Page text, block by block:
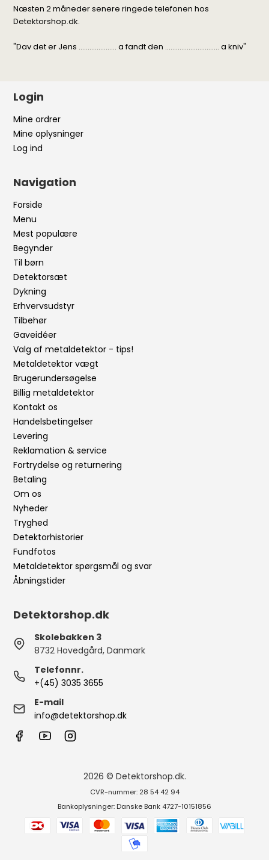
Næsten 2 måneder senere ringede telefonen hos
Detektorshop.dk.
"Dav det er Jens ..................... a fandt den .............................. a kniv"
Login
Mine ordrer
Mine oplysninger
Log ind
Navigation
Forside
Menu
Mest populære
Begynder
Til børn
Detektorsæt
Dykning
Erhvervsudstyr
Tilbehør
Gaveidéer
Valg af metaldetektor - tips!
Metaldetektor vægt
Brugerundersøgelse
Billig metaldetektor
Kontakt os
Handelsbetingelser
Levering
Reklamation & service
Fortrydelse og returnering
Betaling
Om os
Nyheder
Tryghed
Detektorhistorier
Fundfotos
Metaldetektor spørgsmål og svar
Åbningstider
Detektorshop.dk
Skolebakken 3
8732 Hovedgård, Danmark
Telefonnr.
+(45) 3035 3655
E-mail
info@detektorshop.dk
2026 © Detektorshop.dk.
CVR-nummer: 28 54 42 94
Bankoplysninger: Danske Bank 4727-10151856